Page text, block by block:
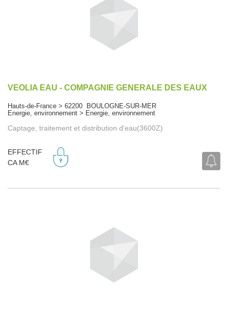
VEOLIA EAU - COMPAGNIE GENERALE DES EAUX
Hauts-de-France > 62200 BOULOGNE-SUR-MER
Energie, environnement > Energie, environnement
Captage, traitement et distribution d'eau(3600Z)
EFFECTIF
CA M€